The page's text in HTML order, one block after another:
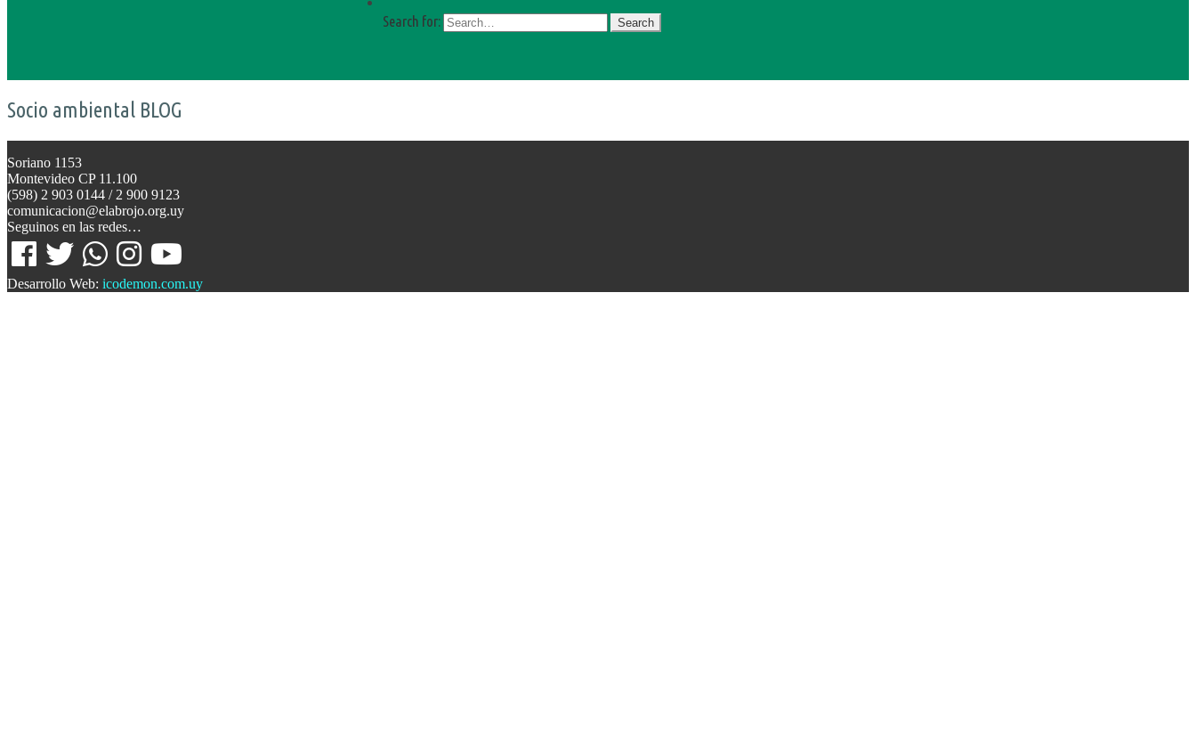
Search for:
Socio ambiental BLOG
Soriano 1153
Montevideo CP 11.100
(598) 2 903 0144 / 2 900 9123
comunicacion@elabrojo.org.uy
Seguinos en las redes…
Desarrollo Web: icodemon.com.uy